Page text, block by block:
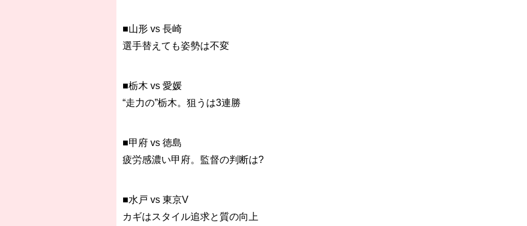
■山形 vs 長崎
選手替えても姿勢は不変
■栃木 vs 愛媛
“走力の”栃木。狙うは3連勝
■甲府 vs 徳島
疲労感濃い甲府。監督の判断は?
■水戸 vs 東京V
カギはスタイル追求と質の向上